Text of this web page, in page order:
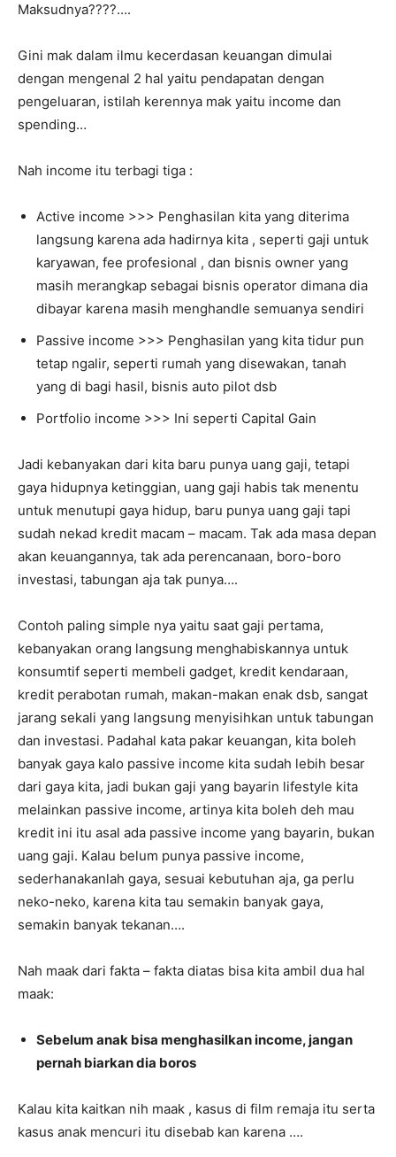
Maksudnya????….
Gini mak dalam ilmu kecerdasan keuangan dimulai
dengan mengenal 2 hal yaitu pendapatan dengan
pengeluaran, istilah kerennya mak yaitu income dan
spending…
Nah income itu terbagi tiga :
Active income >>> Penghasilan kita yang diterima
langsung karena ada hadirnya kita , seperti gaji untuk
karyawan, fee profesional , dan bisnis owner yang
masih merangkap sebagai bisnis operator dimana dia
dibayar karena masih menghandle semuanya sendiri
Passive income >>> Penghasilan yang kita tidur pun
tetap ngalir, seperti rumah yang disewakan, tanah
yang di bagi hasil, bisnis auto pilot dsb
Portfolio income >>> Ini seperti Capital Gain
Jadi kebanyakan dari kita baru punya uang gaji, tetapi
gaya hidupnya ketinggian, uang gaji habis tak menentu
untuk menutupi gaya hidup, baru punya uang gaji tapi
sudah nekad kredit macam – macam. Tak ada masa depan
akan keuangannya, tak ada perencanaan, boro-boro
investasi, tabungan aja tak punya….
Contoh paling simple nya yaitu saat gaji pertama,
kebanyakan orang langsung menghabiskannya untuk
konsumtif seperti membeli gadget, kredit kendaraan,
kredit perabotan rumah, makan-makan enak dsb, sangat
jarang sekali yang langsung menyisihkan untuk tabungan
dan investasi. Padahal kata pakar keuangan, kita boleh
banyak gaya kalo passive income kita sudah lebih besar
dari gaya kita, jadi bukan gaji yang bayarin lifestyle kita
melainkan passive income, artinya kita boleh deh mau
kredit ini itu asal ada passive income yang bayarin, bukan
uang gaji. Kalau belum punya passive income,
sederhanakanlah gaya, sesuai kebutuhan aja, ga perlu
neko-neko, karena kita tau semakin banyak gaya,
semakin banyak tekanan….
Nah maak dari fakta – fakta diatas bisa kita ambil dua hal
maak:
Sebelum anak bisa menghasilkan income, jangan
pernah biarkan dia boros
Kalau kita kaitkan nih maak , kasus di film remaja itu serta
kasus anak mencuri itu disebab kan karena ….